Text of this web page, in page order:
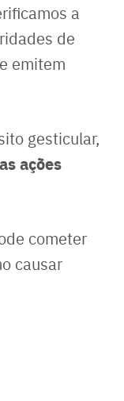
a
de
emitem
gesticular,
ações
cometer
causar